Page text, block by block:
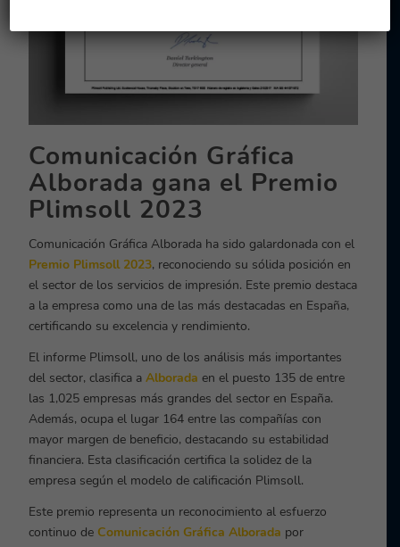
Comunicación Gráfica
Alborada gana el Premio
Plimsoll 2023
Comunicación Gráfica Alborada ha sido galardonada con el
Premio Plimsoll 2023, reconociendo su sólida posición en
el sector de los servicios de impresión. Este premio destaca
a la empresa como una de las más destacadas en España,
certificando su excelencia y rendimiento.
El informe Plimsoll, uno de los análisis más importantes
del sector, clasifica aAlborada en el puesto 135 de entre
las 1,025 empresas más grandes del sector en España.
Además, ocupa el lugar 164 entre las compañías con
mayor margen de beneficio, destacando su estabilidad
financiera. Esta clasificación certifica la solidez de la
empresa según el modelo de calificación Plimsoll.
Este premio representa un reconocimiento al esfuerzo
continuo de Comunicación Gráfica Alborada por